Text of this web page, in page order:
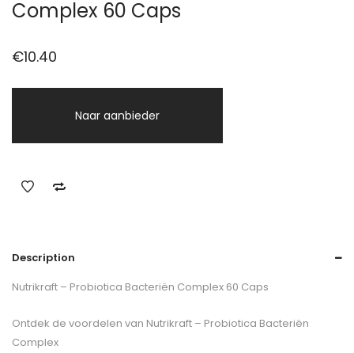
Complex 60 Caps
€10.40
Naar aanbieder
Description
Nutrikraft – Probiotica Bacteriën Complex 60 Caps
Ontdek de voordelen van Nutrikraft – Probiotica Bacteriën
Complex